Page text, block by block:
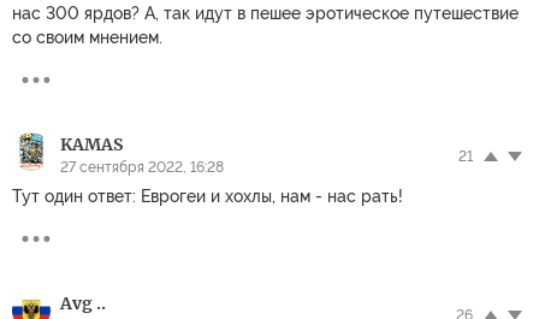
нас 300 ярдов? А, так идут в пешее эротическое путешествие
со своим мнением.
KAMAS
27 сентября 2022, 16:28
21
Тут один ответ: Еврогеи и хохлы, нам - нас рать!
Avg ..
26